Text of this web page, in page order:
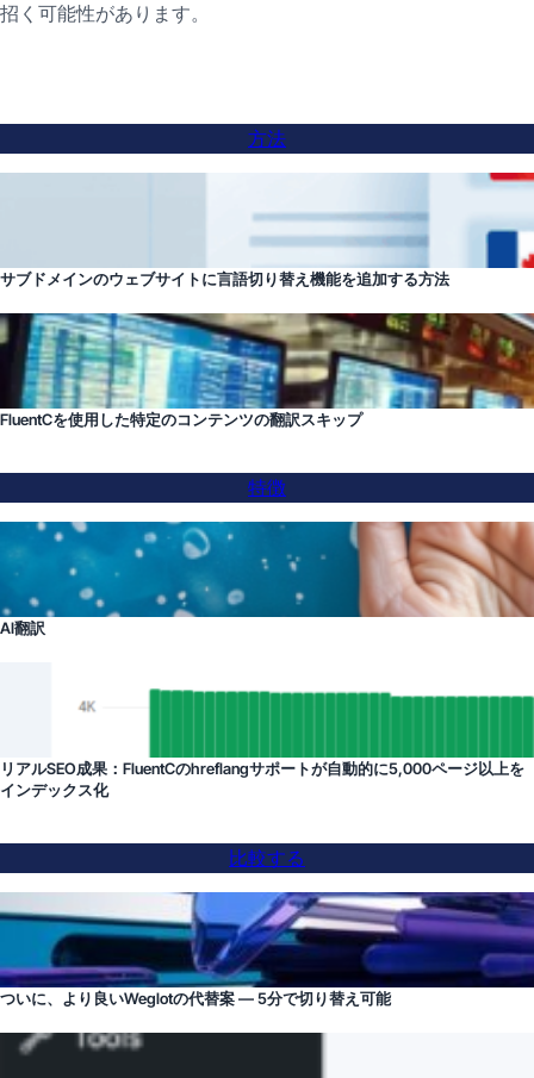
招く可能性があります。
方法
サブドメインのウェブサイトに言語切り替え機能を追加する方法
FluentCを使用した特定のコンテンツの翻訳スキップ
特徴
AI翻訳
リアルSEO成果：FluentCのhreflangサポートが自動的に5,000ページ以上を
インデックス化
比較する
ついに、より良いWeglotの代替案 — 5分で切り替え可能